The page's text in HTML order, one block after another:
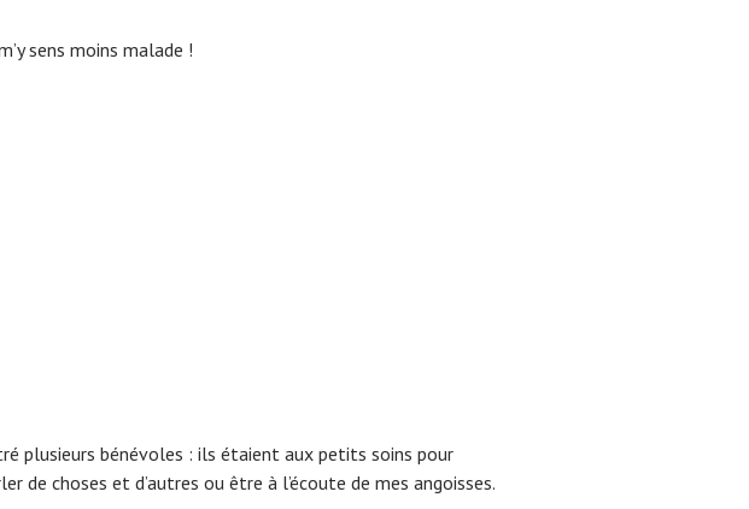
sens moins malade !
plusieurs bénévoles : ils étaient aux petits soins pour
de choses et d’autres ou être à l’écoute de mes angoisses.